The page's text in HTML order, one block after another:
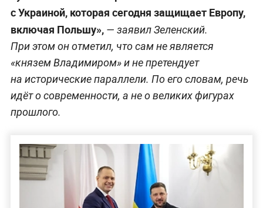
с Украиной, которая сегодня защищает Европу,
включая Польшу»,— заявил Зеленский.
При этом он отметил, что сам не является
«князем Владимиром» и не претендует
на исторические параллели. По его словам, речь
идёт о современности, а не о великих фигурах
прошлого.